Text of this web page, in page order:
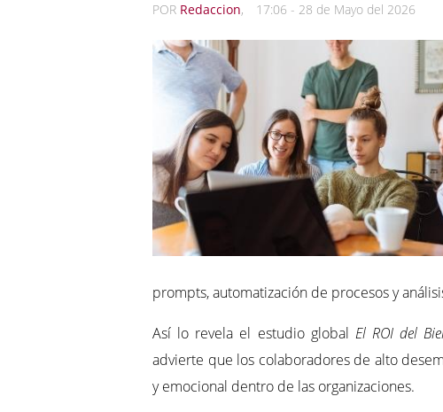
POR Redaccion, 17:06 - 28 de Mayo del 2026
prompts, automatización de procesos y
Así lo revela el estudio global El ROI del
advierte que los colaboradores de alto
y emocional dentro de las organizaciones.